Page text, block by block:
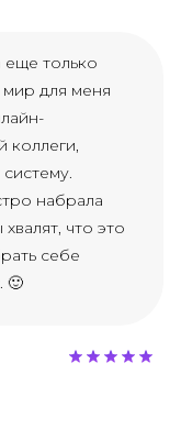
еще только
для меня
коллеги,
набрала
что это
себе
🙂